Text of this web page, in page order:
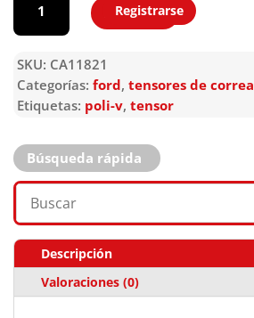
Agregar
Registrarse
SKU: CA11821
Categorías: ford, tensores de correa
Etiquetas: poli-v, tensor
Búsqueda rápida
Descripción
Valoraciones (0)